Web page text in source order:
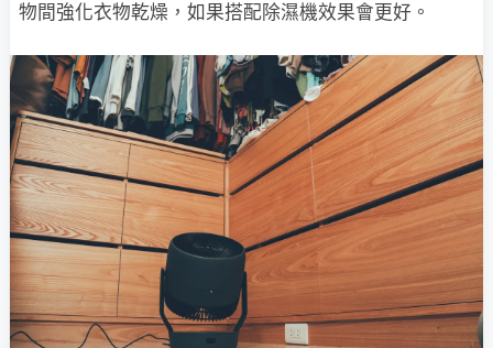
物間強化衣物乾燥，如果搭配除濕機效果會更好。